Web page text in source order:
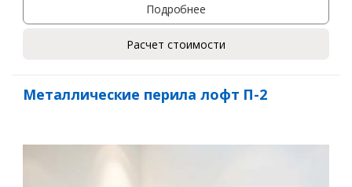
Подробнее
Расчет стоимости
Металлические перила лофт П-2